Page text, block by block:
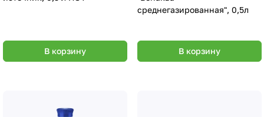
В корзину
среднегазированная", 0,5л
В корзину